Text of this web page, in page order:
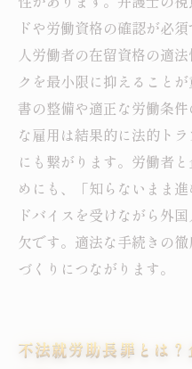
ドや労働資格の確認が必
人労働者の在留資格の適
クを最小限に抑えること
書の整備や適正な労働条
な雇用は結果的に法的ト
にも繋がります。労働者
めにも、「知らないまま
ドバイスを受けながら外
欠です。適法な手続きの
づくりにつながります。
不法就労助長罪とは